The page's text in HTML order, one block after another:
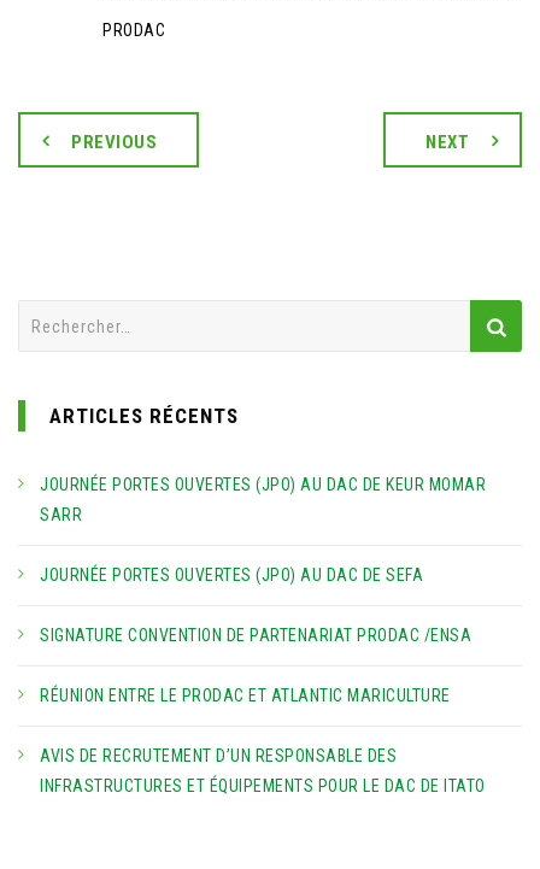
PRODAC
PREVIOUS NEXT
ARTICLES RÉCENTS
JOURNÉE PORTES OUVERTES (JPO) AU DAC DE KEUR MOMAR
SARR
JOURNÉE PORTES OUVERTES (JPO) AU DAC DE SEFA
SIGNATURE CONVENTION DE PARTENARIAT PRODAC /ENSA
RÉUNION ENTRE LE PRODAC ET ATLANTIC MARICULTURE
AVIS DE RECRUTEMENT D’UN RESPONSABLE DES
INFRASTRUCTURES ET ÉQUIPEMENTS POUR LE DAC DE ITATO